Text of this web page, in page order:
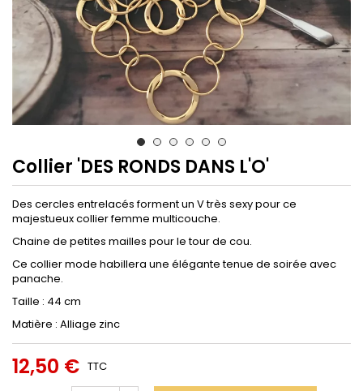
Collier 'DES RONDS DANS L'O'
Des cercles entrelacés forment un V très sexy pour ce
majestueux collier femme multicouche.
Chaine de petites mailles pour le tour de cou.
Ce collier mode habillera une élégante tenue de soirée avec
panache.
Taille : 44 cm
Matière : Alliage zinc
12,50 € TTC